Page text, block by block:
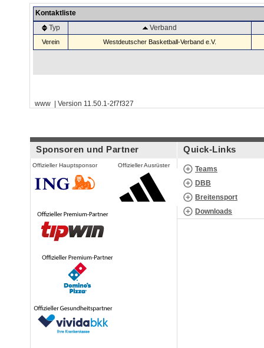
Kontaktliste
Typ
Verband
Verein Westdeutscher Basketball-Verband e.V.
www | Version 11.50.1-2f7f327
Sponsoren und Partner
Offizieller Hauptsponsor Offizieller Ausrüster
Quick-Links
Teams
DBB
Breitensport
Downloads